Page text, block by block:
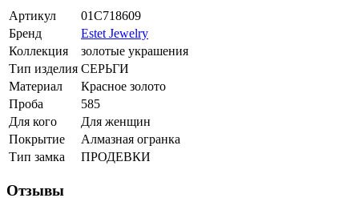
Артикул
01С718609
Бренд
Estet Jewelry
Коллекция
золотые украшения
Тип изделия СЕРЬГИ
Материал
Красное золото
Проба
585
Для кого
Для женщин
Покрытие
Алмазная огранка
Тип замка
ПРОДЕВКИ
Отзывы